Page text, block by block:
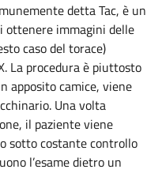
detta Tac, è un
ottenere immagini delle
caso del torace)
La procedura è piuttosto
apposito camice, viene
Una volta
il paziente viene
sotto costante controllo
l’esame dietro un